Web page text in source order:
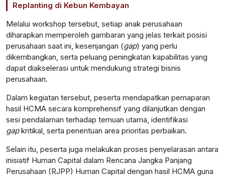
Replanting di Kebun Kembayan
Melalui workshop tersebut, setiap anak perusahaan
diharapkan memperoleh gambaran yang jelas terkait posisi
perusahaan saat ini, kesenjangan (gap) yang perlu
dikembangkan, serta peluang peningkatan kapabilitas yang
dapat diakselerasi untuk mendukung strategi bisnis
perusahaan.
Dalam kegiatan tersebut, peserta mendapatkan pemaparan
hasil HCMA secara komprehensif yang dilanjutkan dengan
sesi pendalaman terhadap temuan utama, identifikasi
gapkritikal, serta penentuan area prioritas perbaikan.
Selain itu, peserta juga melakukan proses penyelarasan antara
inisiatif Human Capital dalam Rencana Jangka Panjang
Perusahaan (RJPP) Human Capital dengan hasil HCMA guna